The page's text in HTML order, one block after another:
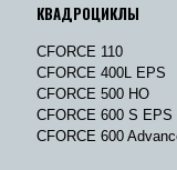
КВАДРОЦИКЛЫ
CFORCE 110
CFORCE 400L EPS
CFORCE 500 HO
CFORCE 600 S EPS
CFORCE 600